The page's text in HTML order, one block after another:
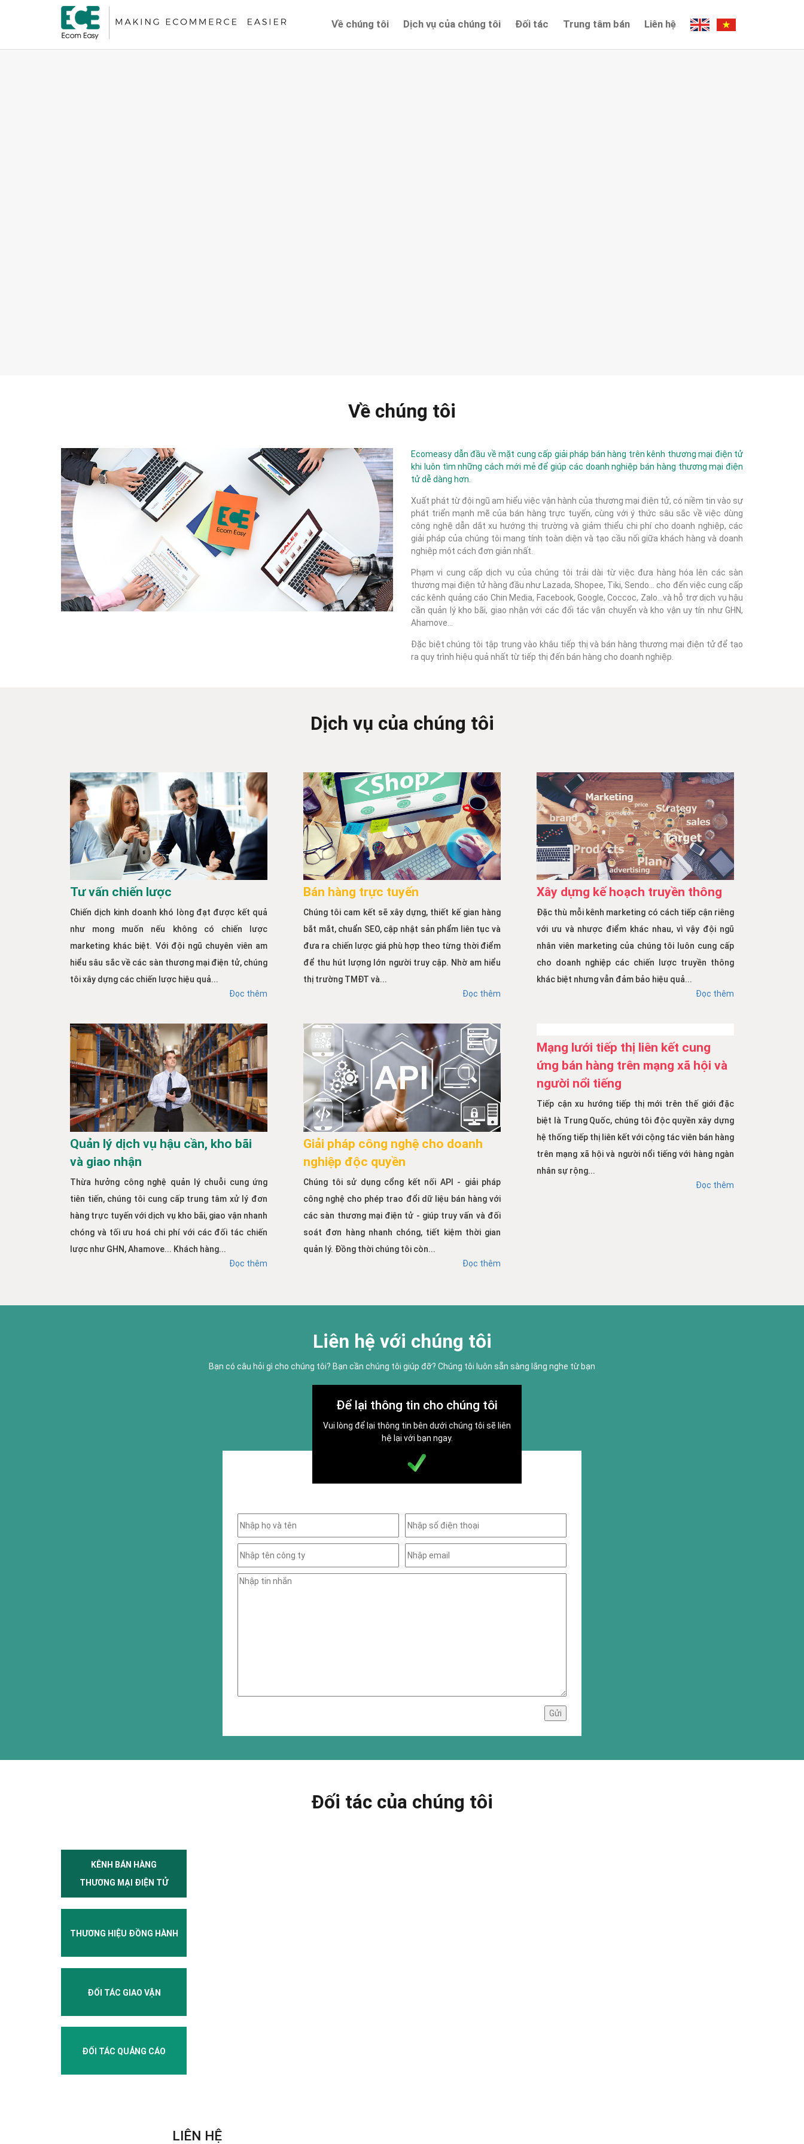
Về chúng tôi Dịch vụ của chúng tôi Đối tác Trung tâm bán Liên hệ
Về chúng tôi
Ecomeasy dẫn đầu về mặt cung cấp giải pháp bán hàng trên kênh thương mại điện tử
khi luôn tìm những cách mới mẻ để giúp các doanh nghiệp bán hàng thương mại điện
tử dễ dàng hơn.
Xuất phát từ đội ngũ am hiểu việc vận hành của thương mại điện tử, có niềm tin vào sự
phát triển mạnh mẽ của bán hàng trực tuyến, cùng với ý thức sâu sắc về việc dùng
công nghệ dẫn dắt xu hướng thị trường và giảm thiểu chi phí cho doanh nghiệp, các
giải pháp của chúng tôi mang tính toàn diện và tạo cầu nối giữa khách hàng và doanh
nghiệp một cách đơn giản nhất.
Phạm vi cung cấp dịch vụ của chúng tôi trải dài từ việc đưa hàng hóa lên các sàn
thương mại điện tử hàng đầu như Lazada, Shopee, Tiki, Sendo... cho đến việc cung cấp
các kênh quảng cáo Chin Media, Facebook, Google, Coccoc, Zalo...và hỗ trợ dịch vụ hậu
cần quản lý kho bãi, giao nhận với các đối tác vận chuyển và kho vận uy tín như GHN,
Ahamove...
Đặc biệt chúng tôi tập trung vào khâu tiếp thị và bán hàng thương mại điện tử để tạo
ra quy trình hiệu quả nhất từ tiếp thị đến bán hàng cho doanh nghiệp.
Dịch vụ của chúng tôi
Tư vấn chiến lược
Chiến dịch kinh doanh khó lòng đạt được kết quả
như mong muốn nếu không có chiến lược
marketing khác biệt. Với đội ngũ chuyên viên am
hiểu sâu sắc về các sàn thương mại điện tử, chúng
tôi xây dựng các chiến lược hiệu quả...
Đọc thêm
Bán hàng trực tuyến
Chúng tôi cam kết sẽ xây dựng, thiết kế gian hàng
bắt mắt, chuẩn SEO, cập nhật sản phẩm liên tục và
đưa ra chiến lược giá phù hợp theo từng thời điểm
để thu hút lượng lớn người truy cập. Nhờ am hiểu
thị trường TMĐT và...
Đọc thêm
Xây dựng kế hoạch truyền thông
Đặc thù mỗi kênh marketing có cách tiếp cận riêng
với ưu và nhược điểm khác nhau, vì vậy đội ngũ
nhân viên marketing của chúng tôi luôn cung cấp
cho doanh nghiệp các chiến lược truyền thông
khác biệt nhưng vẫn đảm bảo hiệu quả...
Đọc thêm
Quản lý dịch vụ hậu cần, kho bãi
và giao nhận
Thừa hưởng công nghệ quản lý chuỗi cung ứng
tiên tiến, chúng tôi cung cấp trung tâm xử lý đơn
hàng trực tuyến với dịch vụ kho bãi, giao vận nhanh
chóng và tối ưu hoá chi phí với các đối tác chiến
lược như GHN, Ahamove... Khách hàng...
Đọc thêm
Giải pháp công nghệ cho doanh
nghiệp độc quyền
Chúng tôi sử dụng cổng kết nối API - giải pháp
công nghệ cho phép trao đổi dữ liệu bán hàng với
các sàn thương mại điện tử - giúp truy vấn và đối
soát đơn hàng nhanh chóng, tiết kiệm thời gian
quản lý. Đồng thời chúng tôi còn...
Đọc thêm
Mạng lưới tiếp thị liên kết cung
ứng bán hàng trên mạng xã hội và
người nổi tiếng
Tiếp cận xu hướng tiếp thị mới trên thế giới đặc
biệt là Trung Quốc, chúng tôi độc quyền xây dựng
hệ thống tiếp thị liên kết với cộng tác viên bán hàng
trên mạng xã hội và người nổi tiếng với hàng ngàn
nhân sự rộng...
Đọc thêm
Liên hệ với chúng tôi
Bạn có câu hỏi gì cho chúng tôi? Bạn cần chúng tôi giúp đỡ? Chúng tôi luôn sẵn sàng lắng nghe từ bạn
Để lại thông tin cho chúng tôi
Vui lòng để lại thông tin bên dưới chúng tôi sẽ liên
hệ lại với bạn ngay.
Đối tác của chúng tôi
KÊNH BÁN HÀNG
THƯƠNG MẠI ĐIỆN TỬ
THƯƠNG HIỆU ĐỒNG HÀNH
ĐỐI TÁC GIAO VẬN
ĐỐI TÁC QUẢNG CÁO
LIÊN HỆ